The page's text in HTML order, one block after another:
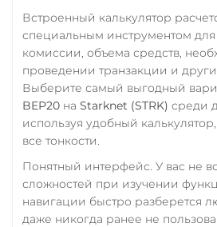
Встроенный калькулятор
специальным инструментом для
комиссии, объема средств,
проведении транзакции и
Выберите самый выгодный
BEP20 на Starknet (STRK) среди
используя удобный
все тонкости.
Понятный интерфейс. У вас не
сложностей при изучении
навигации быстро разберется
даже никогда ранее не